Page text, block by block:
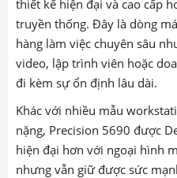
thiết kế hiện đại và cao cấp
truyền thống. Đây là dòng
hàng làm việc chuyên sâu
video, lập trình viên hoặc
đi kèm sự ổn định lâu dài.
Khác với nhiều mẫu
nặng, Precision 5690 được
hiện đại hơn với ngoại hình
nhưng vẫn giữ được sức